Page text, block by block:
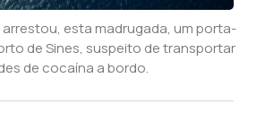
arrestou, esta madrugada, um porta-
de Sines, suspeito de transportar
de cocaína a bordo.